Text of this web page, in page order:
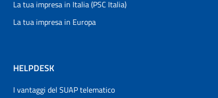
La tua impresa in Italia (PSC Italia)
La tua impresa in Europa
HELPDESK
I vantaggi del SUAP telematico